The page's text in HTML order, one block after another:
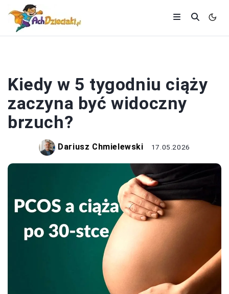
Kiedy w 5 tygodniu ciąży
zaczyna być widoczny
brzuch?
Dariusz Chmielewski 17.05.2026